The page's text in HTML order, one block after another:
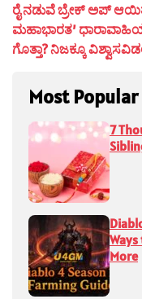
ರೈ ನಡುವೆ ಬ್ರೇಕ್ ಅಪ್
ಮಹಾಭಾರತ’ ಧಾರಾವಾಹಿಯ
ಗೊತ್ತಾ? ನಿಜಕ್ಕೂ
Most Popular
7
More